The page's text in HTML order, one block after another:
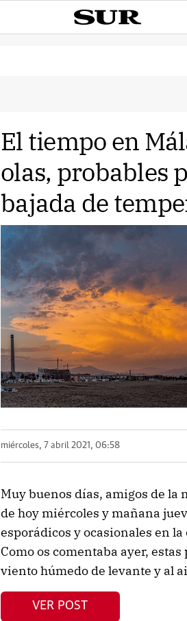
El tiempo en
olas, probables
bajada de
miércoles, 7 abril 2021, 06:58
Muy buenos días, amigos de la
de hoy miércoles y mañana
esporádicos y ocasionales en
Como os comentaba ayer,
viento húmedo de levante y al
VER POST